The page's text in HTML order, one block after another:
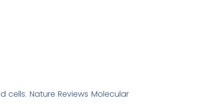
cells. Nature Reviews Molecular